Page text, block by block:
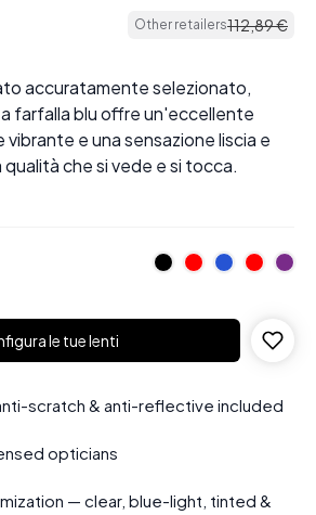
Other retailers112,89€
accuratamente selezionato,
farfalla blu offre un'eccellente
e una sensazione liscia e
che si vede e si tocca.
le tue lenti
scratch & anti-reflective included
opticians
— clear, blue-light, tinted &